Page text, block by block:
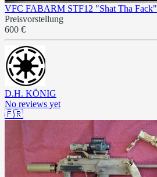
VFC FABARM STF12 "Shat Tha Fack"
Preisvorstellung
600 €
D.H. KÖNIG
No reviews yet
🇫🇷